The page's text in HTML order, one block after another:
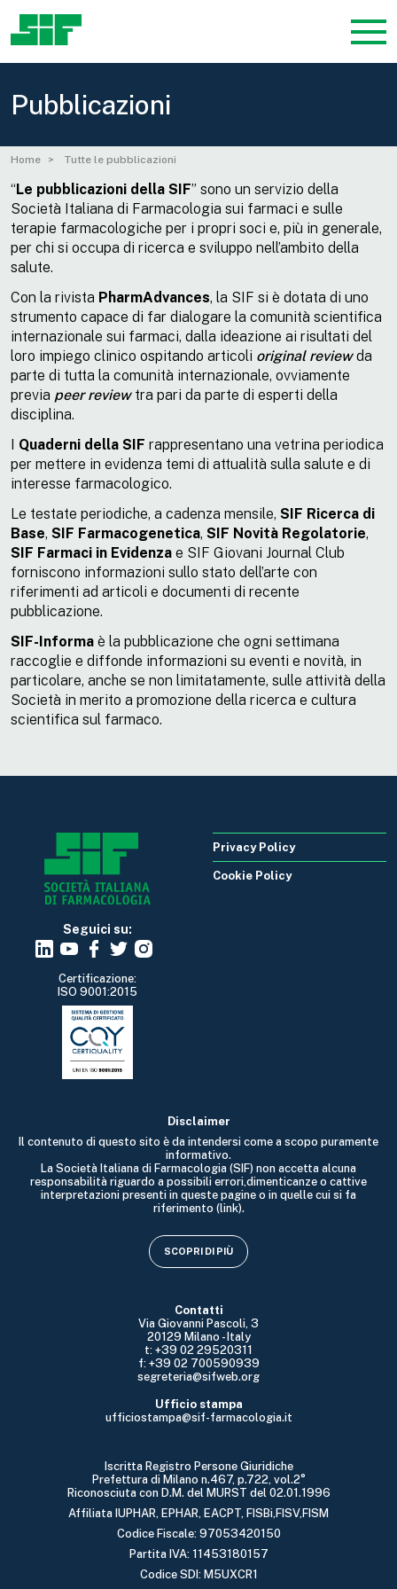
Pubblicazioni
Home Tutte le pubblicazioni
“ Le pubblicazioni della SIF” sono un servizio della
Società Italiana di Farmacologia sui farmaci e sulle
terapie farmacologiche per i propri soci e, più in generale,
per chi si occupa di ricerca e sviluppo nell’ambito della
salute.
Con la rivista PharmAdvances, la SIF si è dotata di uno
strumento capace di far dialogare la comunità scientifica
internazionale sui farmaci, dalla ideazione ai risultati del
loro impiego clinico ospitando articoli original reviewda
parte di tutta la comunità internazionale, ovviamente
previa peer reviewtra pari da parte di esperti della
disciplina.
Quaderni della SIF rappresentano una vetrina periodica
per mettere in evidenza temi di attualità sulla salute e di
interesse farmacologico.
Le testate periodiche, a cadenza mensile, SIF Ricerca di
Base, SIF Farmacogenetica, SIF Novità Regolatorie,
SIF Farmaci in Evidenza e SIF Giovani Journal Club
forniscono informazioni sullo stato dell’arte con
riferimenti ad articoli e documenti di recente
pubblicazione.
SIF-Informa è la pubblicazione che ogni settimana
raccoglie e diffonde informazioni su eventi e novità, in
particolare, anche se non limitatamente, sulle attività della
Società in merito a promozione della ricerca e cultura
scientifica sul farmaco.
Seguici su:
Certificazione:
ISO 9001:2015
Contatti
Via Giovanni Pascoli, 3
20129 Milano - Italy
t: +39 02 29520311
f: +39 02 700590939
segreteria@sifweb.org
Ufficio stampa
ufficiostampa@sif-farmacologia.it
Iscritta Registro Persone Giuridiche
Prefettura di Milano n.467, p.722, vol.2°
Riconosciuta con D.M. del MURST del 02.01.1996
Affiliata IUPHAR, EPHAR, EACPT, FISBi,FISV,FISM
Codice Fiscale: 97053420150
Partita IVA: 11453180157
Codice SDI: M5UXCR1
Disclaimer
Il contenuto di questo sito è da intendersi come a scopo puramente
informativo.
La Società Italiana di Farmacologia (SIF) non accetta alcuna
responsabilità riguardo a possibili errori,dimenticanze o cattive
interpretazioni presenti in queste pagine o in quelle cui si fa
riferimento (link).
SCOPRI DI PIÙ
Privacy Policy
Cookie Policy